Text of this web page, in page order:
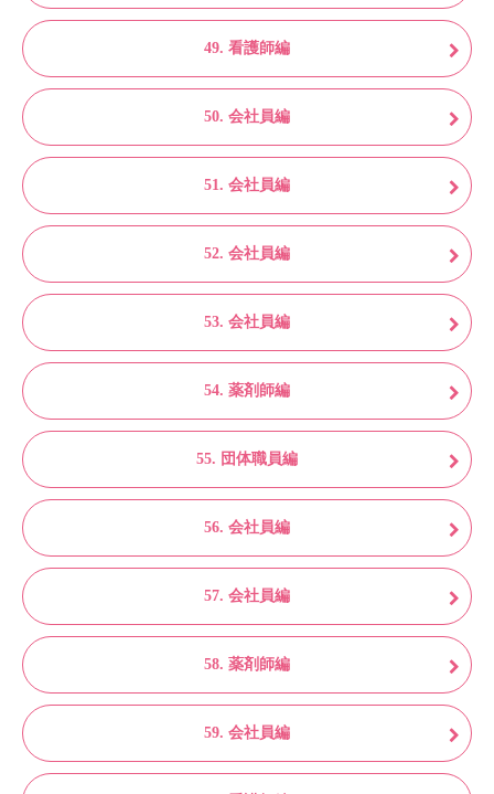
49. 看護師編
50. 会社員編
51. 会社員編
52. 会社員編
53. 会社員編
54. 薬剤師編
55. 団体職員編
56. 会社員編
57. 会社員編
58. 薬剤師編
59. 会社員編